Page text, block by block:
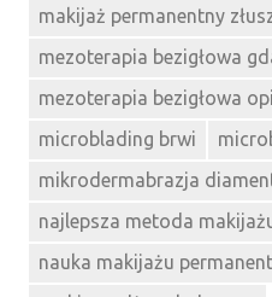
makijaż permanentny
mezoterapia bezigłowa
mezoterapia bezigłowa
microblading brwi
mikrodermabrazja
najlepsza metoda
nauka makijażu